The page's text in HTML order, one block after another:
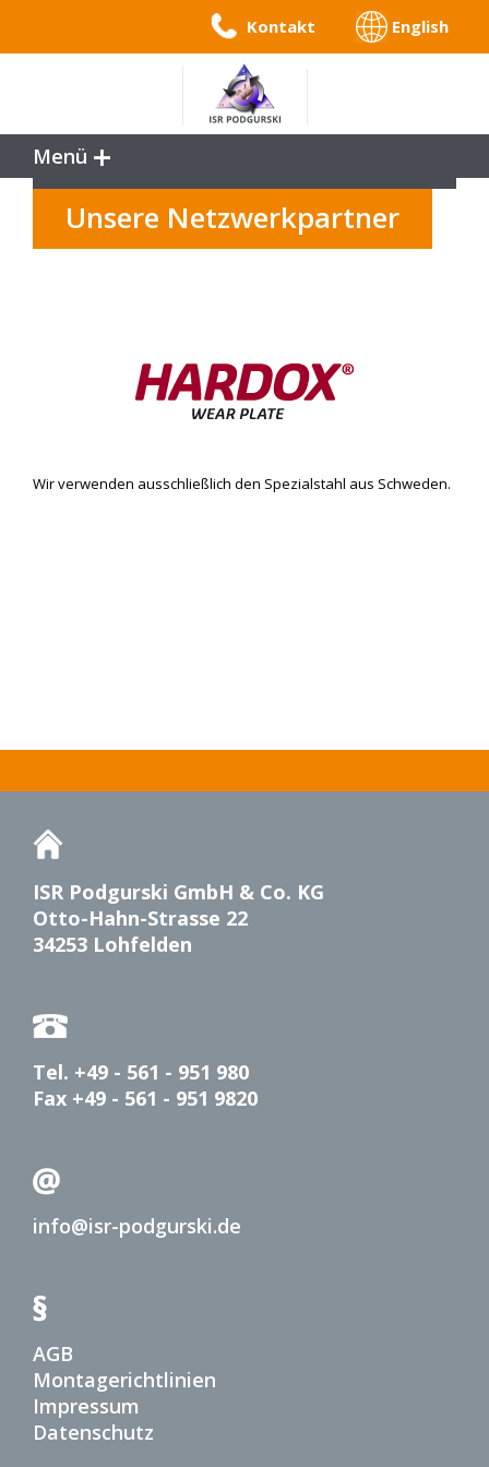
Kontakt English
Menü
Referenzen
Unsere Netzwerkpartner
Wir verwenden ausschließlich den Spezialstahl aus Schweden.
ISR Podgurski GmbH & Co. KG
Otto-Hahn-Strasse 22
34253 Lohfelden
Tel. +49 - 561 - 951 980
Fax +49 - 561 - 951 9820
info@isr-podgurski.de
AGB
Montagerichtlinien
Impressum
Datenschutz